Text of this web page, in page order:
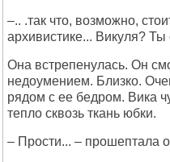
–.. .так что, возможно,
архивистике... Викуля?
Она встрепенулась. Он
недоумением. Близко.
рядом с ее бедром. Вика
тепло сквозь ткань юбки.
– Прости... – прошептала